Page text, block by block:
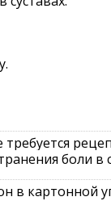
требуется
боли в
в картонной